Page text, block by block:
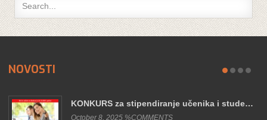
NOVOSTI
KONKURS za stipendiranje učenika i stude…
October 8, 2025 %COMMENTS